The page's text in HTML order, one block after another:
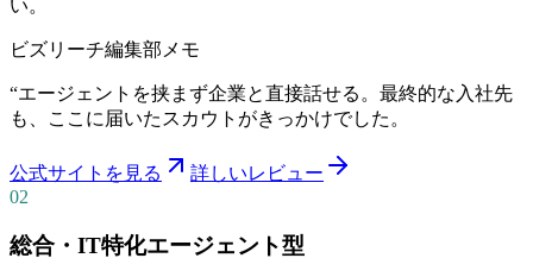
い。
ビズリーチ編集部メモ
“エージェントを挟まず企業と直接話せる。最終的な入社先
も、ここに届いたスカウトがきっかけでした。
公式サイトを見る
詳しいレビュー
02
総合・IT特化エージェント型